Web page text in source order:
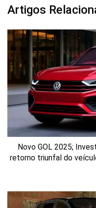
Artigos
Novo GOL 2025;
retorno triunfal do